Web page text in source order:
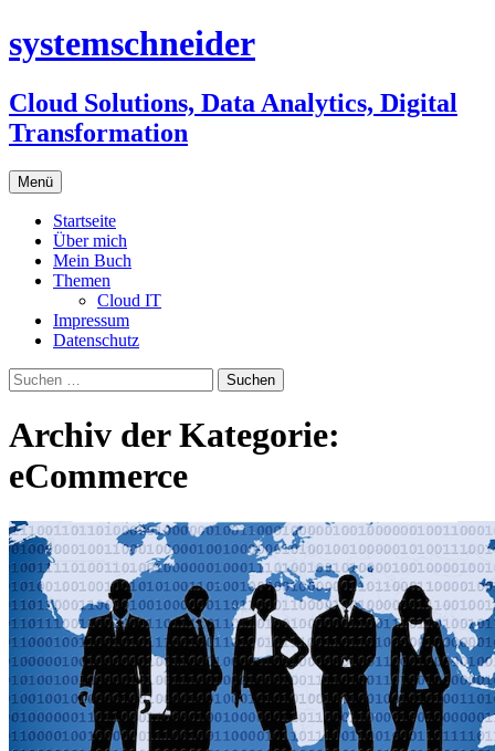
systemschneider
Cloud Solutions, Data Analytics, Digital
Transformation
Menü Zum
Inhalt
springen
Startseite
Über mich
Mein Buch
Themen
Cloud IT
Impressum
Datenschutz
Suchen
nach:
Archiv der Kategorie:
eCommerce